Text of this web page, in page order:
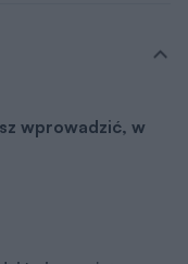
wprowadzić, w